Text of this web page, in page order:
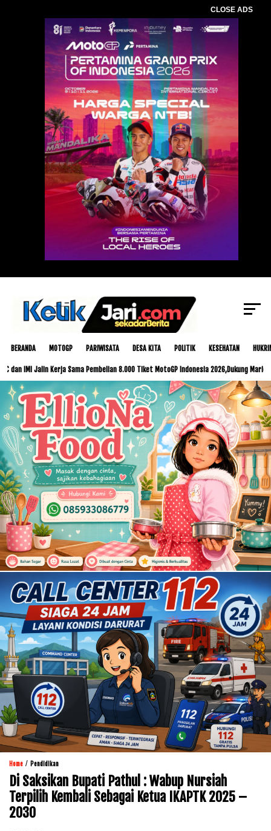
CLOSE ADS
BERANDA MOTOGP PARIWISATA DESA KITA POLITIK KESEHATAN
Jalin Kerja Sama Pembelian 8.000 Tiket MotoGP Indonesia 2026,Dukung Mario Aji dan
Home / Pendidikan
Di Saksikan Bupati Pathul : Wabup Nursiah
Terpilih Kembali Sebagai Ketua IKAPTK 2025 –
2030